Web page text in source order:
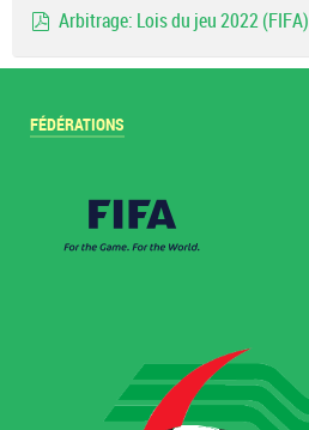
Arbitrage: Lois du jeu 2022 (FIFA)
FÉDÉRATIONS